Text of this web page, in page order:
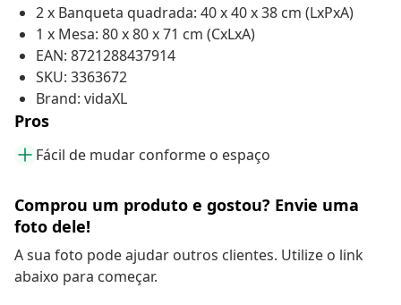
2 x Banqueta quadrada: 40 x 40 x 38 cm (LxPxA)
1 x Mesa: 80 x 80 x 71 cm (CxLxA)
EAN: 8721288437914
SKU: 3363672
Brand: vidaXL
Pros
Fácil de mudar conforme o espaço
Comprou um produto e gostou? Envie uma
foto dele!
A sua foto pode ajudar outros clientes. Utilize o link
abaixo para começar.